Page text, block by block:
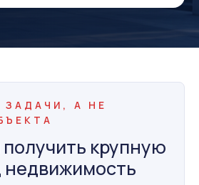
ЗАДАЧИ, А НЕ
крупную
недвижимость